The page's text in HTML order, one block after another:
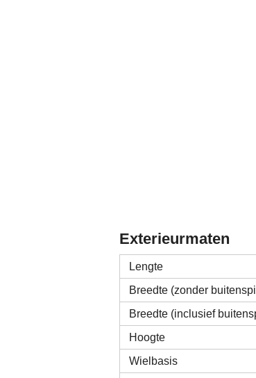
Exterieurmaten
Lengte
Breedte (zonder
Breedte (inclusief
Hoogte
Wielbasis